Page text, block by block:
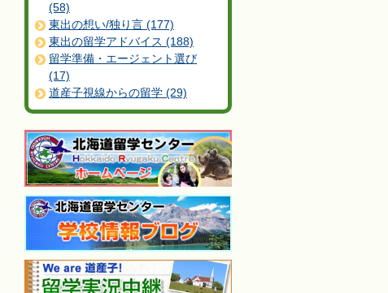
(58)
東出の想い/独り言 (177)
東出の留学アドバイス (188)
留学準備・エージェント選び
(17)
道産子視線からの留学 (29)